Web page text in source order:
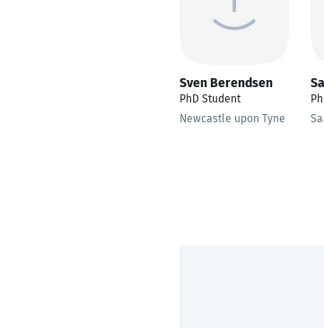
Sven Berendsen
PhD Student
Newcastle upon Tyne